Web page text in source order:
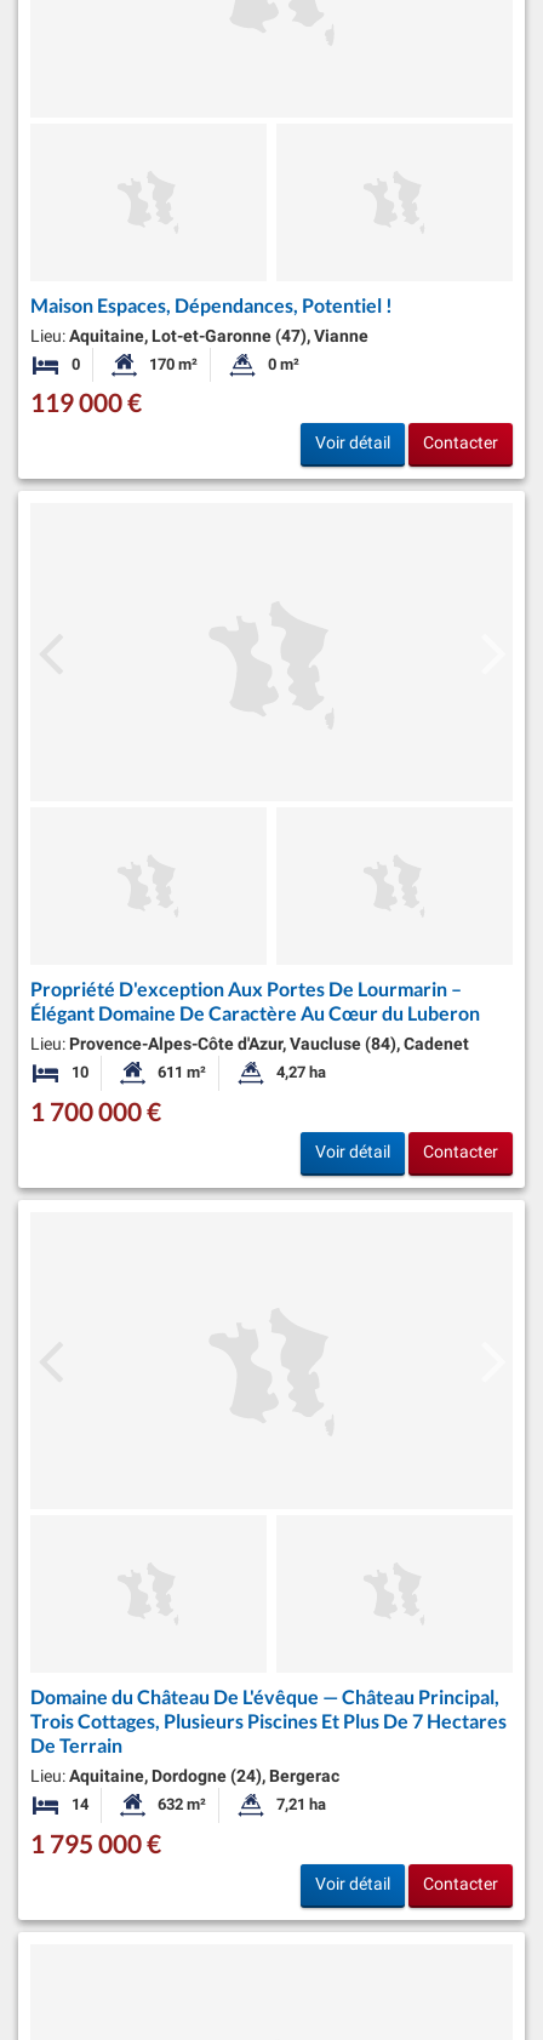
Maison Espaces, Dépendances, Potentiel !
Lieu:Aquitaine, Lot-et-Garonne (47), Vianne
0 Chambres Surface habitable:
170 m² Superficie du terrain:
0 m²
119 000 €
Voir détail Contacter
Propriété D'exception Aux Portes De Lourmarin –
Élégant Domaine De Caractère Au Cœur du Luberon
Lieu: Provence-Alpes-Côte d'Azur, Vaucluse (84), Cadenet
10 ChambresSurface habitable:
611 m² Superficie du terrain:
4,27 ha
1 700 000 €
Voir détail Contacter
Domaine du Château De L'évêque — Château Principal,
Trois Cottages, Plusieurs Piscines Et Plus De 7 Hectares
De Terrain
Lieu:Aquitaine, Dordogne (24), Bergerac
14 ChambresSurface habitable:
632 m² Superficie du terrain:
7,21 ha
1 795 000 €
Voir détail Contacter